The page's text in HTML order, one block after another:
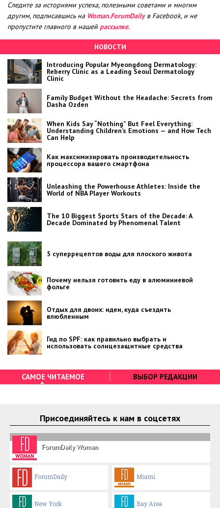
Следите за историями успеха, полезными советами и многим
другим, подписавшись на Woman.ForumDailyв Facebook, и не
пропустите главного в нашей рассылке.
НОВОСТИ
Introducing Popular Myeongdong Dermatology:
Reberry Clinic as a Leading Seoul Dermatology
Clinic
Family Budget Without the Headache: Secrets from
Dasha Ozden
When Kids Say “Nothing” But Feel Everything:
Understanding Children’s Emotions — and How Tech
Can Help
Как максимизировать производительность
процессора вашего смартфона
Unleashing the Powerhouse Athletes: Inside the
World of NBA Player Workouts
The 10 Biggest Sports Stars of the Decade: A
Decade Dominated by Phenomenal Talent
5 суперрецептов воды для плоского живота
Почему нельзя готовить еду в алюминиевой
фольге
Отдых для двоих: идеи, куда съездить
влюбленным
Гид по SPF: как правильно выбрать и
использовать солнцезащитные средства
САМОЕ ЧИТАЕМОЕ ВЫБОР РЕДАКЦИИ
Присоединяйтесь к нам в соцсетях
ForumDaily Woman
ForumDaily Miami
New York Bay Area